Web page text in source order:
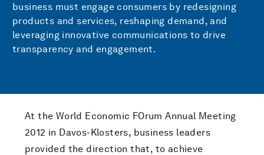
business must engage consumers by redesigning
products and services, reshaping demand, and
leveraging innovative communications to drive
transparency and engagement.
At the World Economic FOrum Annual Meeting
2012 in Davos-Klosters, business leaders
provided the direction that, to achieve